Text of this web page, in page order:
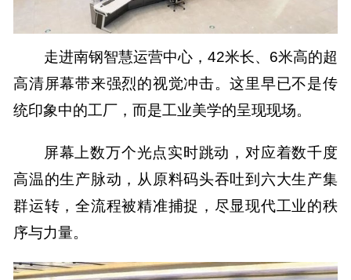
走进南钢智慧运营中心，42米长、6米高的超
高清屏幕带来强烈的视觉冲击。这里早已不是传
统印象中的工厂，而是工业美学的呈现现场。
屏幕上数万个光点实时跳动，对应着数千度
高温的生产脉动，从原料码头吞吐到六大生产集
群运转，全流程被精准捕捉，尽显现代工业的秩
序与力量。